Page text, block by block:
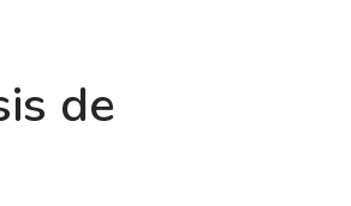
de